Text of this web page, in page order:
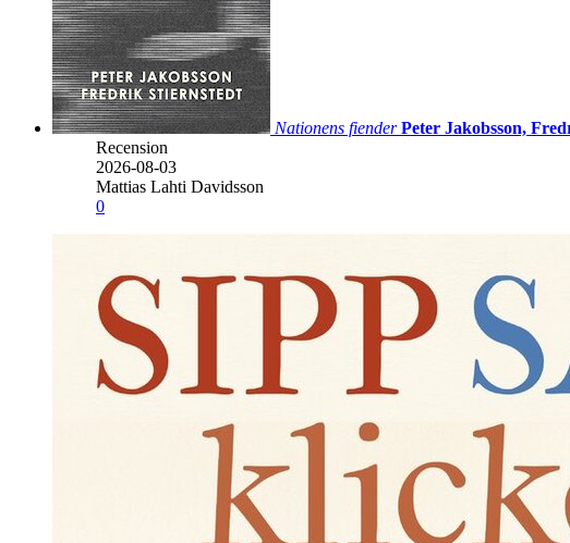
Nationens fiender Peter Jakobsson,
Recension
2026-08-03
Mattias Lahti Davidsson
0